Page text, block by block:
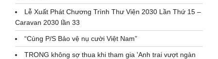
Lễ Xuất Phát Chương Trình Thư Viện 2030 Lần Thứ 15 –
Caravan 2030 lần 33
“Cùng P/S Bảo vệ nụ cười Việt Nam”
TRONG không sợ thua khi tham gia 'Anh trai vượt ngàn